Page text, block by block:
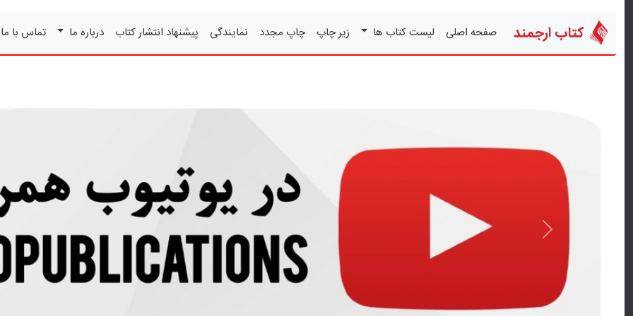
کتاب ارجمند صفحه اصلی لیست کتاب ها زیر چاپ چاپ مجدد نمایندگی پیشنهاد انتشار کتاب درباره ما تماس با
قبلی